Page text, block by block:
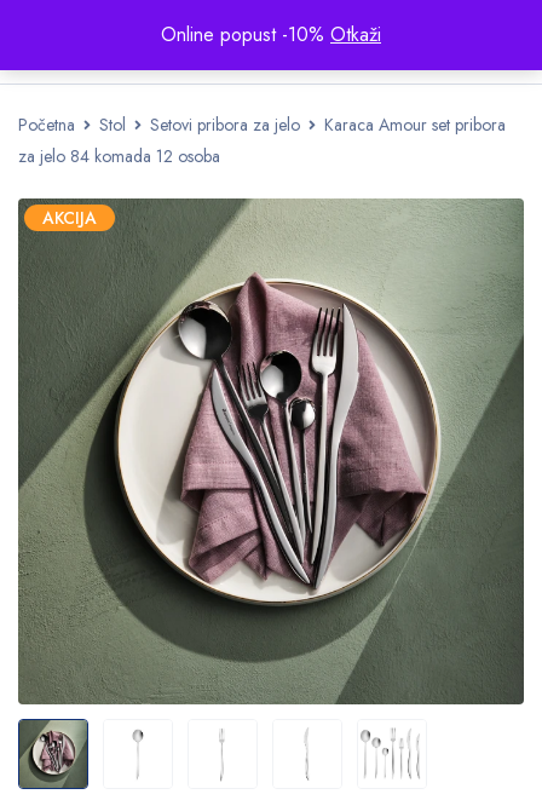
Online popust -10% Otkaži
Početna Stol Setovi pribora za jelo
Karaca Amour set pribora
za jelo 84 komada 12 osoba
AKCIJA